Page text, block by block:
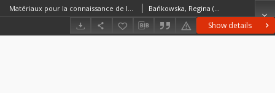
Show details
Matériaux pour la connaissance de la famille Stratiomyidae (Diptera) de Roumanie = Materiały do znajomości rodziny Stratiomyidae (Diptera) Rumunii Bańkowska, Regina (1930– )